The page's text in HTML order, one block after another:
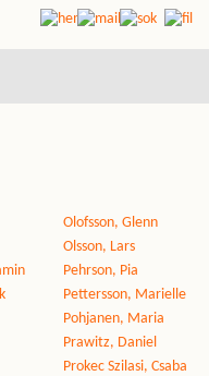
Olofsson, Glenn
Olsson, Lars
Pehrson, Pia
Pettersson, Marielle
Pohjanen, Maria
Prawitz, Daniel
Prokec Szilasi, Csaba